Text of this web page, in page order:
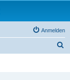
Anmelden